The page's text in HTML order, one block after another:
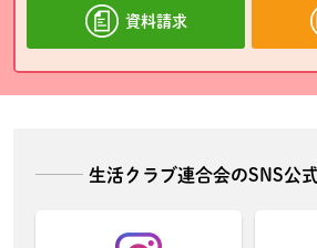
資料請求
生活クラブ連合会のSNS公